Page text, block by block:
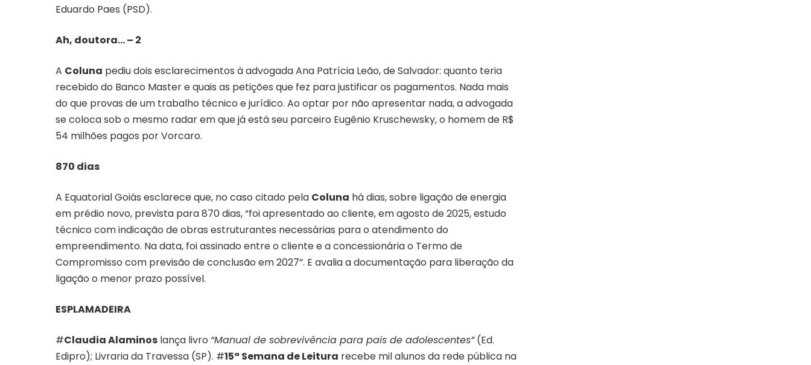
Eduardo Paes (PSD).
Ah, doutora… – 2
A Coluna pediu dois esclarecimentos à advogada Ana Patrícia Leão, de Salvador: quanto teria
recebido do Banco Master e quais as petições que fez para justificar os pagamentos. Nada mais
do que provas de um trabalho técnico e jurídico. Ao optar por não apresentar nada, a advogada
se coloca sob o mesmo radar em que já está seu parceiro Eugênio Kruschewsky, o homem de R$
54 milhões pagos por Vorcaro.
870 dias
A Equatorial Goiás esclarece que, no caso citado pela Coluna há dias, sobre ligação de energia
em prédio novo, prevista para 870 dias, “foi apresentado ao cliente, em agosto de 2025, estudo
técnico com indicação de obras estruturantes necessárias para o atendimento do
empreendimento. Na data, foi assinado entre o cliente e a concessionária o Termo de
Compromisso com previsão de conclusão em 2027”. E avalia a documentação para liberação da
ligação o menor prazo possível.
ESPLAMADEIRA
#Claudia Alaminos lança livro “Manual de sobrevivência para pais de adolescentes”(Ed.
Edipro); Livraria da Travessa (SP). #15ª Semana de Leitura recebe mil alunos da rede pública na